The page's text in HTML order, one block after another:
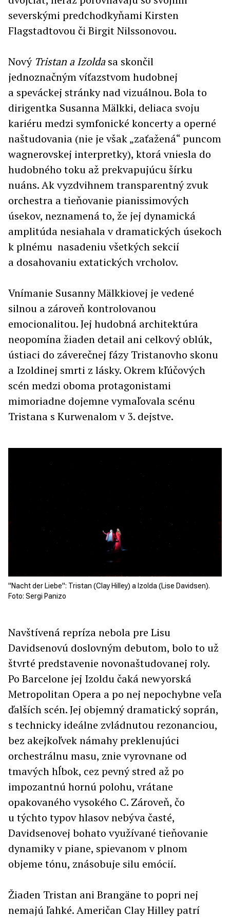
severskými predchodkyňami Kirsten
Flagstadtovou či Birgit Nilssonovou.
Nový Tristan a Izoldasa skončil
jednoznačným víťazstvom hudobnej
a speváckej stránky nad vizuálnou. Bola to
dirigentka Susanna Mälkki, deliaca svoju
kariéru medzi symfonické koncerty a operné
naštudovania (nie je však „zaťažená“ puncom
wagnerovskej interpretky), ktorá vniesla do
hudobného toku až prekvapujúcu šírku
nuáns. Ak vyzdvihnem transparentný zvuk
orchestra a tieňovanie pianissimových
úsekov, neznamená to, že jej dynamická
amplitúda nesiahala v dramatických úsekoch
k plnému nasadeniu všetkých sekcií
a dosahovaniu extatických vrcholov.
Vnímanie Susanny Mälkkiovej je vedené
silnou a zároveň kontrolovanou
emocionalitou. Jej hudobná architektúra
neopomína žiaden detail ani celkový oblúk,
ústiaci do záverečnej fázy Tristanovho skonu
a Izoldinej smrti z lásky. Okrem kľúčových
scén medzi oboma protagonistami
mimoriadne dojemne vymaľovala scénu
Tristana s Kurwenalom v 3. dejstve.
"Nacht der Liebe": Tristan (Clay Hilley) a Izolda (Lise Davidsen).
Foto: Sergi Panizo
Navštívená repríza nebola pre Lisu
Davidsenovú doslovným debutom, bolo to už
štvrté predstavenie novonaštudovanej roly.
Po Barcelone jej Izoldu čaká newyorská
Metropolitan Opera a po nej nepochybne veľa
ďalších scén. Jej objemný dramatický soprán,
s technicky ideálne zvládnutou rezonanciou,
bez akejkoľvek námahy preklenujúci
orchestrálnu masu, znie vyrovnane od
tmavých hĺbok, cez pevný stred až po
impozantnú hornú polohu, vrátane
opakovaného vysokého C. Zároveň, čo
u týchto typov hlasov nebýva časté,
Davidsenovej bohato využívané tieňovanie
dynamiky v piane, spievanom v plnom
objeme tónu, znásobuje silu emócií.
Žiaden Tristan ani Brangäne to popri nej
nemajú ľahké. Američan Clay Hilley patrí